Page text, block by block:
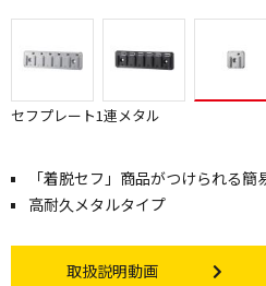
セフプレート1連メタル
「着脱セフ」商品がつけられる
高耐久メタルタイプ
Instruction video
取扱説明動画